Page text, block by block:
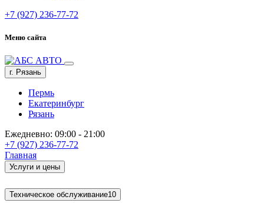
+7 (927) 236-77-72
Меню сайта
г. Рязань
Пермь
Екатеринбург
Рязань
Ежедневно: 09:00 - 21:00
+7 (927) 236-77-72
Главная
Услуги и цены
Техническое обслуживание10